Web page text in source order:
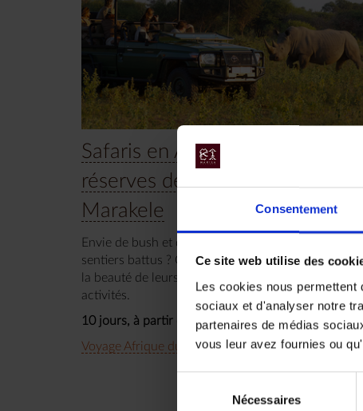
Consentement
Ce site web utilise des
Les cookies nous permettent
sociaux et d'analyser notre
partenaires de médias
vous leur avez fournies ou
Nécessaires
Safaris en Afrique du Sud :
réserves de Madikwe et de
Marakele
Envie de bush et de safaris authentiques, hors
sentiers battus ? Ces deux réserves vous raviront
la beauté de leurs panoramas et la diversité des
activités.
10 jours, à partir de 5 200 €
Voyage Afrique du Sud
Circuit Safari Autotour